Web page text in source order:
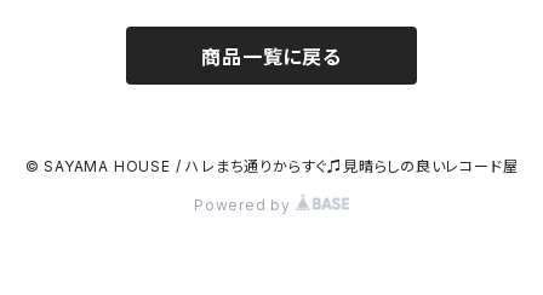
商品一覧に戻る
© SAYAMA HOUSE / ハレまち通りからすぐ♫見晴らしの良いレコード屋
Powered by